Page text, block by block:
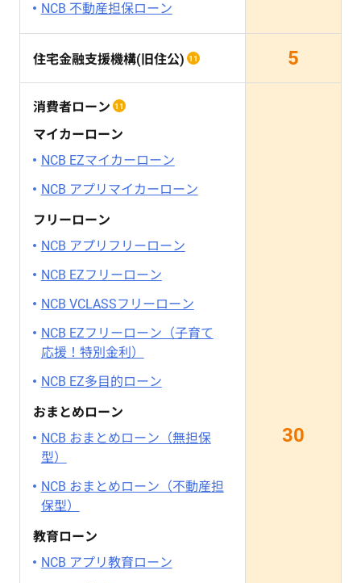
NCB 不動産担保ローン
住宅金融支援機構(旧住公) 11 5
消費者ローン 11
マイカーローン
NCB EZマイカーローン
NCB アプリマイカーローン
フリーローン
NCB アプリフリーローン
NCB EZフリーローン
NCB VCLASSフリーローン
NCB EZフリーローン（子育て
応援！特別金利）
NCB EZ多目的ローン
おまとめローン
NCB おまとめローン（無担保
型）
NCB おまとめローン（不動産担
保型）
教育ローン
NCB アプリ教育ローン
30